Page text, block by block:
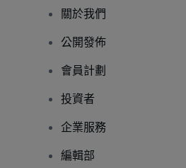
關於我們
公開發佈
會員計劃
投資者
企業服務
編輯部